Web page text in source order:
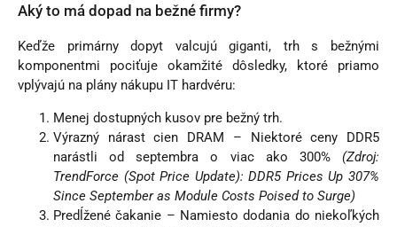
Aký to má dopad na bežné firmy?
Keďže primárny dopyt valcujú giganti, trh s bežnými
komponentmi pociťuje okamžité dôsledky, ktoré priamo
vplývajú na plány nákupu IT hardvéru:
Menej dostupných kusov pre bežný trh.
Výrazný nárast cien DRAM – Niektoré ceny DDR5
narástli od septembra o viac ako 300% (Zdroj:
TrendForce (Spot Price Update): DDR5 Prices Up 307%
Since September as Module Costs Poised to Surge)
Predĺžené čakanie – Namiesto dodania do niekoľkých